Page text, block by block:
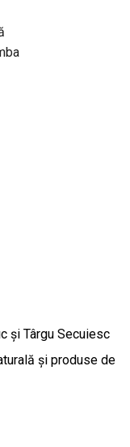
și Târgu Secuiesc
și produse de